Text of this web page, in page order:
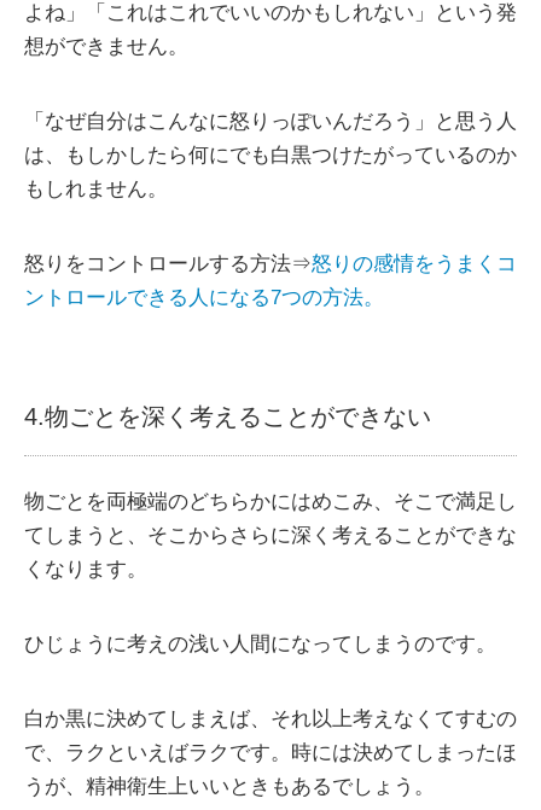
よね」「これはこれでいいのかもしれない」という発
想ができません。
「なぜ自分はこんなに怒りっぽいんだろう」と思う人
は、もしかしたら何にでも白黒つけたがっているのか
もしれません。
怒りをコントロールする方法⇒怒りの感情をうまくコ
ントロールできる人になる7つの方法。
4.物ごとを深く考えることができない
物ごとを両極端のどちらかにはめこみ、そこで満足し
てしまうと、そこからさらに深く考えることができな
くなります。
ひじょうに考えの浅い人間になってしまうのです。
白か黒に決めてしまえば、それ以上考えなくてすむの
で、ラクといえばラクです。時には決めてしまったほ
うが、精神衛生上いいときもあるでしょう。